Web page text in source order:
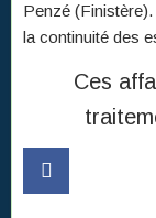
Penzé
la continuité des
Ces